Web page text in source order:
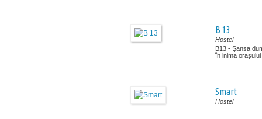
B 13
Hostel
B13 - Șansa
în inima
Smart
Hostel